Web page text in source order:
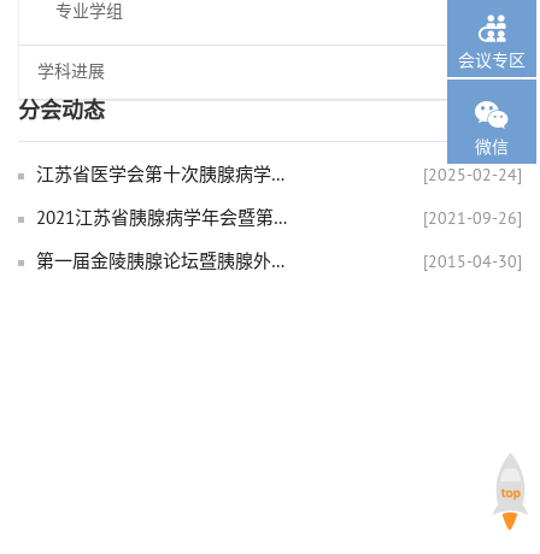
专业学组
学科进展
分会动态
江苏省医学会第十次胰腺病学学术会议顺利召开 [2025-02-24]
2021江苏省胰腺病学年会暨第七届金陵胰腺论坛在线举办 [2021-09-26]
第一届金陵胰腺论坛暨胰腺外科进展学习班在宁举办 [2015-04-30]

会议专区

微信